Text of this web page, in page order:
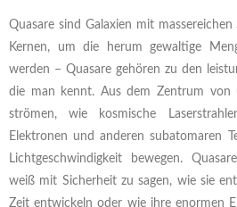
Quasare sind Galaxien mit
Kernen, um die herum gewaltige
werden – Quasare gehören zu den
die man kennt. Aus dem Zentrum von
strömen, wie kosmische
Elektronen und anderen subatomaren
Lichtgeschwindigkeit bewegen.
weiß mit Sicherheit zu sagen, wie sie
Zeit entwickeln oder wie ihre enormen